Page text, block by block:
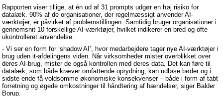
Rapporten viser tillige, at én ud af 31 prompts udgør en høj risiko for
datalæk. 90% af de organisationer, der regelmæssigt anvender AI-
værktøjer, er påvirket af problemstillingen. Samtidig bruger organisationer i
gennemsnit 10 forskellige AI-værktøjer, hvilket indikerer en bred og ofte
ukontrolleret anvendelse.
- Vi ser en form for ‘shadow AI’, hvor medarbejdere tager nye AI-værktøjer i
brug uden it-afdelingens viden. Når virksomheder mister overblikket over
deres AI-brug, mister de også kontrollen med deres data. Det kan føre til
datalæk, som både kræver omfattende oprydning, kan udløse bøder og i
sidste ende få voldsomme økonomiske konsekvenser – både i form af tabt
forretning og øgede omkostninger til håndtering af hændelser, siger Balder
Borup.